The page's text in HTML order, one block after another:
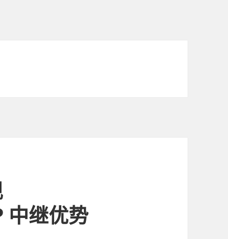
继优势